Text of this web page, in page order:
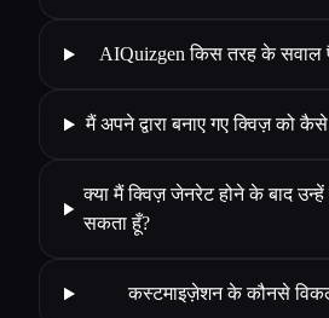
AIQuizgen किस तरह के सवाल
मैं अपने द्वारा बनाए गए क्विज़ को
क्या मैं क्विज़ जेनरेट होने के बाद
सकता हूँ?
कस्टमाइज़ेशन के कौनसे